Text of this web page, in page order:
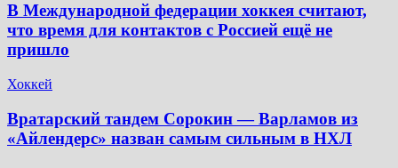
В Международной федерации хоккея считают,
что время для контактов с Россией ещё не
пришло
Хоккей
Вратарский тандем Сорокин — Варламов из
«Айлендерс» назван самым сильным в НХЛ